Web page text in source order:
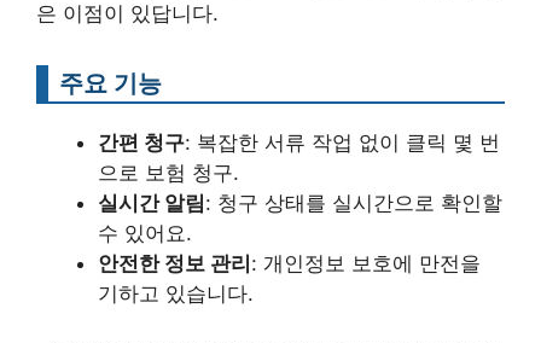
은 이점이 있답니다.
주요 기능
간편 청구: 복잡한 서류 작업 없이 클릭 몇 번
으로 보험 청구.
실시간 알림: 청구 상태를 실시간으로 확인할
수 있어요.
안전한 정보 관리 : 개인정보 보호에 만전을
기하고 있습니다.